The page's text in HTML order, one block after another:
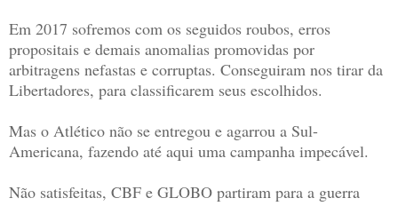
Em 2017 sofremos com os seguidos roubos, erros
propositais e demais anomalias promovidas por
arbitragens nefastas e corruptas. Conseguiram nos tirar da
Libertadores, para classificarem seus escolhidos.
Mas o Atlético não se entregou e agarrou a Sul-
Americana, fazendo até aqui uma campanha impecável.
Não satisfeitas, CBF e GLOBO partiram para a guerra